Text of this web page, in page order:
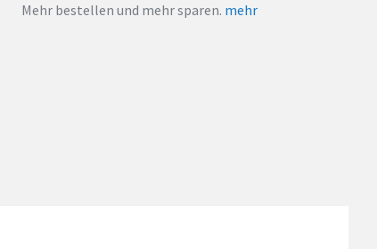
Mehr bestellen und mehr sparen. mehr